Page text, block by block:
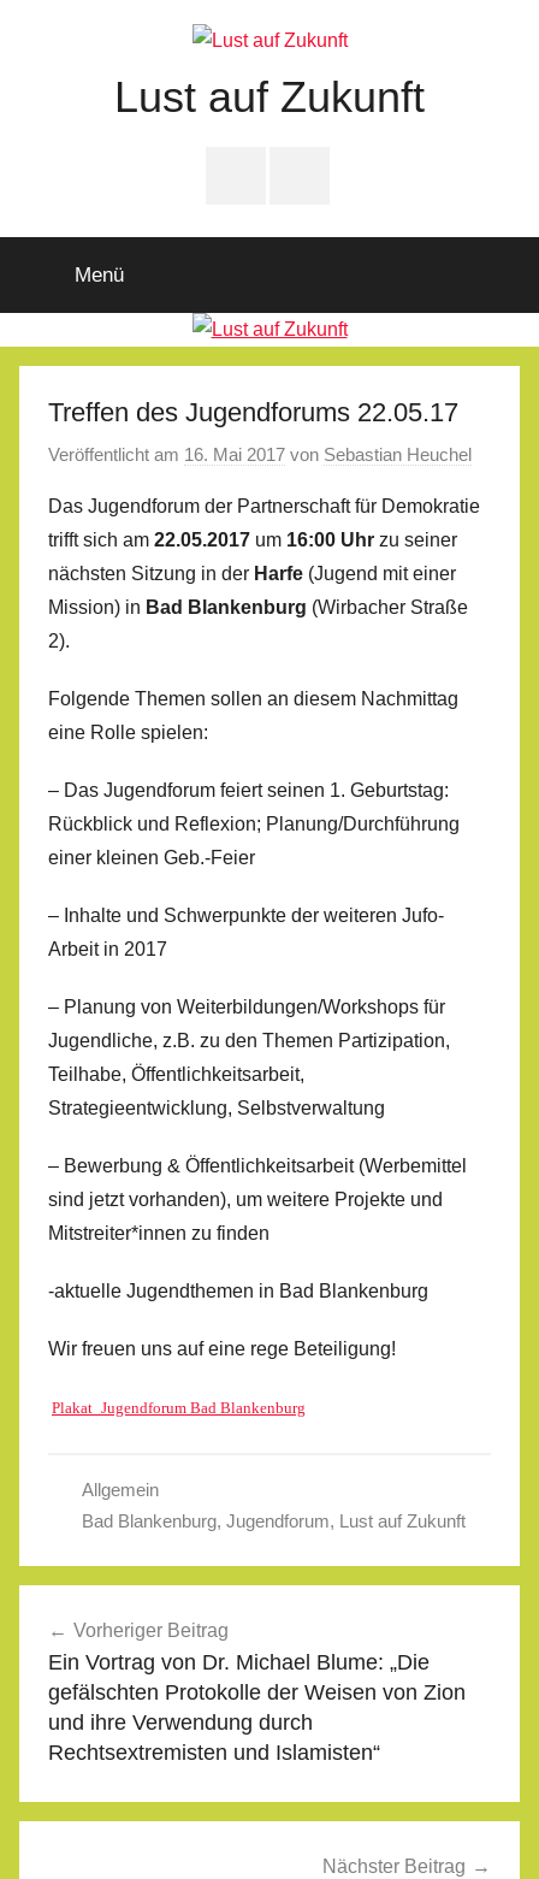
Lust auf Zukunft
Menü
Treffen des Jugendforums 22.05.17
Veröffentlicht am 16. Mai 2017 von Sebastian Heuchel
Das Jugendforum der Partnerschaft für Demokratie
trifft sich am 22.05.2017 um 16:00 Uhr zu seiner
nächsten Sitzung in der Harfe (Jugend mit einer
Mission) in Bad Blankenburg (Wirbacher Straße
2).
Folgende Themen sollen an diesem Nachmittag
eine Rolle spielen:
– Das Jugendforum feiert seinen 1. Geburtstag:
Rückblick und Reflexion; Planung/Durchführung
einer kleinen Geb.-Feier
– Inhalte und Schwerpunkte der weiteren Jufo-
Arbeit in 2017
– Planung von Weiterbildungen/Workshops für
Jugendliche, z.B. zu den Themen Partizipation,
Teilhabe, Öffentlichkeitsarbeit,
Strategieentwicklung, Selbstverwaltung
– Bewerbung & Öffentlichkeitsarbeit (Werbemittel
sind jetzt vorhanden), um weitere Projekte und
Mitstreiter*innen zu finden
-aktuelle Jugendthemen in Bad Blankenburg
Wir freuen uns auf eine rege Beteiligung!
Plakat_Jugendforum Bad Blankenburg
Allgemein
Bad Blankenburg, Jugendforum, Lust auf Zukunft
Vorheriger Beitrag
Ein Vortrag von Dr. Michael Blume: „Die
gefälschten Protokolle der Weisen von Zion
und ihre Verwendung durch
Rechtsextremisten und Islamisten“
Nächster Beitrag